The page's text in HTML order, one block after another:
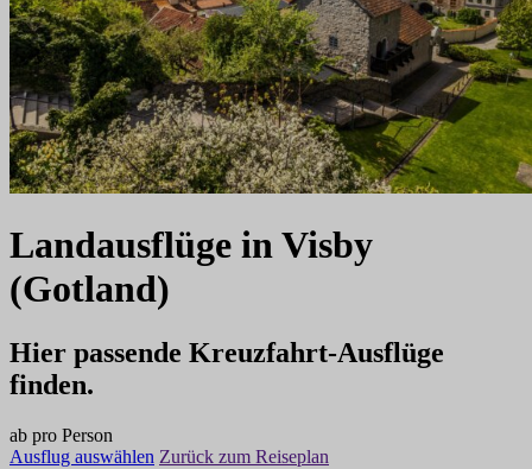
Landausflüge in Visby
(Gotland)
Hier passende Kreuzfahrt-Ausflüge
finden.
ab pro Person
Ausflug auswählen Zurück zum Reiseplan